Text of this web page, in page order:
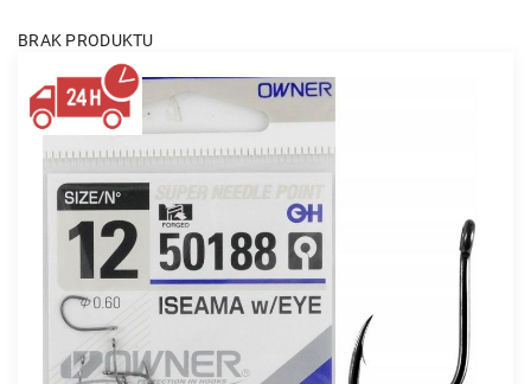
BRAK PRODUKTU